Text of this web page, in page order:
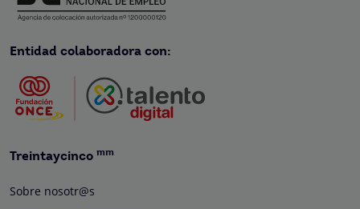
Entidad colaboradora con:
Treintaycinco mm
Sobre nosotr@s